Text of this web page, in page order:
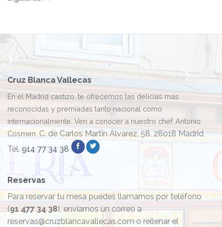
Cruz Blanca Vallecas
En el Madrid castizo, te ofrecemos las delicias más
reconocidas y premiadas tanto nacional como
internacionalmente. Ven a conocer a nuestro chef, Antonio
Cosmen. C. de Carlos Martín Álvarez, 58, 28018 Madrid
Tel. 914 77 34 38
Reservas
Para reservar tu mesa puedes llamarnos por teléfono
(91 477 34 38), enviarnos un correo a
reservas@cruzblancavallecas.com o rellenar el